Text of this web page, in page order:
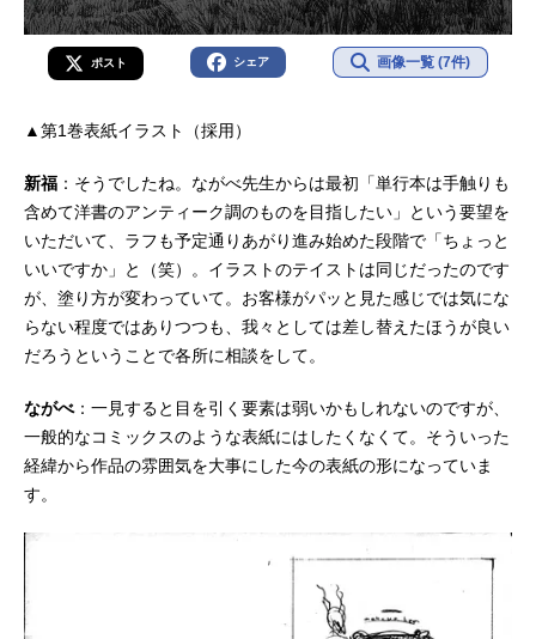
ポスト シェア 画像一覧 (7件)
▲第1巻表紙イラスト（採用）
新福 ：そうでしたね。ながべ先生からは最初「単行本は手触りも
含めて洋書のアンティーク調のものを目指したい」という要望を
いただいて、ラフも予定通りあがり進み始めた段階で「ちょっと
いいですか」と（笑）。イラストのテイストは同じだったのです
が、塗り方が変わっていて。お客様がパッと見た感じでは気にな
らない程度ではありつつも、我々としては差し替えたほうが良い
だろうということで各所に相談をして。
ながべ：一見すると目を引く要素は弱いかもしれないのですが、
一般的なコミックスのような表紙にはしたくなくて。そういった
経緯から作品の雰囲気を大事にした今の表紙の形になっていま
す。